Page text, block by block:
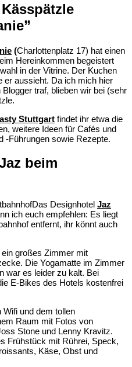
(Charlottenplatz 17) hat einen
Hereinkommen begeistert
in der Vitrine. Der Kuchen
er aussieht. Da ich mich hier
traf, blieben wir bei (sehr
Stuttgart findet ihr etwa die
weitere Ideen für Cafés und
-Führungen sowie Rezepte.
beim
Das Designhotel Jaz
ich euch empfehlen: Es liegt
entfernt, ihr könnt auch
großes Zimmer mit
Die Yogamatte im Zimmer
war es leider zu kalt. Bei
E-Bikes des Hotels kostenfrei
und dem tollen
Raum mit Fotos von
Stone und Lenny Kravitz.
Frühstück mit Rührei, Speck,
Käse, Obst und